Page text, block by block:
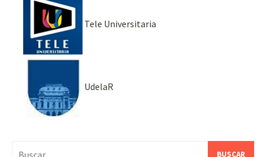
Tele Universitaria
UdelaR